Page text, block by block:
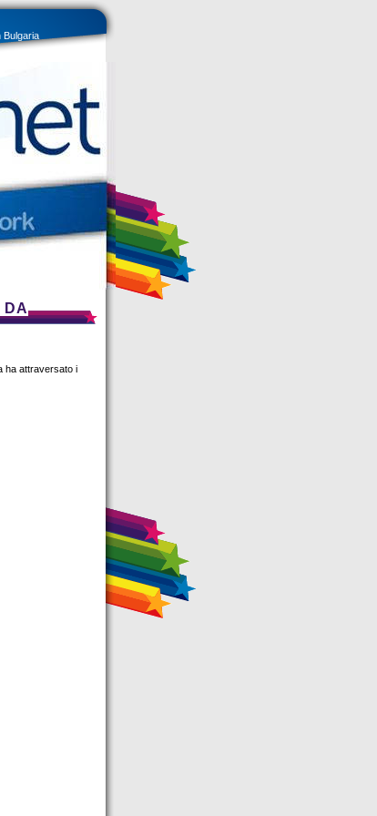
Bulgaria
DA
ha attraversato i